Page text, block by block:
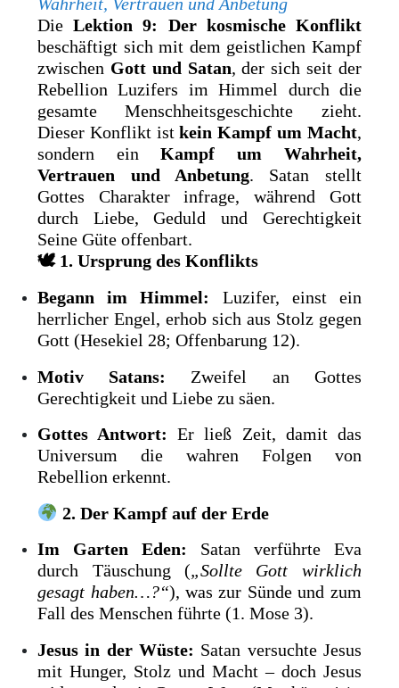
DieLektion 9: Der kosmische Konflikt
beschäftigt sich mit dem geistlichen Kampf
zwischen Gott und Satan, der sich seit der
Rebellion Luzifers im Himmel durch die
gesamte Menschheitsgeschichte zieht.
Dieser Konflikt istkein Kampf um Macht,
sondern einKampf um Wahrheit,
Vertrauen und Anbetung. Satan stellt
Gottes Charakter infrage, während Gott
durch Liebe, Geduld und Gerechtigkeit
Seine Güte offenbart.
🕊1. Ursprung des Konflikts
Begann im Himmel:
Luzifer, einst ein
herrlicher Engel, erhob sich aus Stolz gegen
Gott (Hesekiel 28; Offenbarung 12).
Motiv Satans:
Zweifel an Gottes
Gerechtigkeit und Liebe zu säen.
Gottes Antwort: Er ließ Zeit, damit das
Universum die wahren Folgen von
Rebellion erkennt.
2. Der Kampf auf der Erde
Im Garten Eden: Satan verführte Eva
durch Täuschung („Sollte Gott wirklich
gesagt haben…?“), was zur Sünde und zum
Fall des Menschen führte (1. Mose 3).
Jesus in der Wüste: Satan versuchte Jesus
mit Hunger, Stolz und Macht – doch Jesus